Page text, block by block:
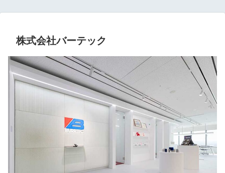
株式会社バーテック